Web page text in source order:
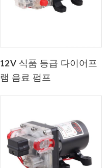
12V 식품 등급 다이어프
램 음료 펌프